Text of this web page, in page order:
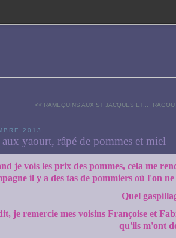
<< RAMEQUINS AUX ST JACQUES ET...
2013
aux yaourt, râpé de pommes et miel
je vois les prix des pommes, cela me
il y a des tas de pommiers où l'on
Quel
je remercie mes voisins Françoise et
qu'ils m'ont